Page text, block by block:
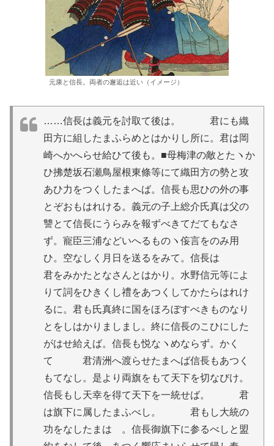
元康と信長。両者の邂逅は近い（イメージ）
……信長は義元を討取て後は。 君にも織
田方に組したまふらめとはかりし所に。君は岡
崎へかへらせ給ひて後も。■母梅津の敵とたヽか
ひ拂楚坂石瀬鳥屋根東條等にて織田方の勢と攻
あひ力をつくしたまへば。信長も思ひの外の事
とぞおもはれける。義元の子上総介氏真は父の
讐とて信長にうらみを報ずべきてだてもなさ
ず。寵臣三浦などいへるものヽ侫言をのみ用
ひ。空なしく月日を送るをみて。信長は
君をみかたとなさんとはかり。水野信元等によ
りて詞をひきくし禮をあつくしてかたらはれけ
るに。君も氏真終に国をほろぼすべきものなり
とをしはかりましまし。終に信長のこひにした
がはせ給えば。信長も悦なヽめならず。かく
て 君清洲へ渡らせたまへば信長もあつく
もてなし。是より両旗をもて天下を切なびけ。
信長もし天幸を得て天下を一統せば。 君
は旗下に属したまふべし。 君もし大統の
功をなしたまはゞ。信長御旗下に参るべしと盟